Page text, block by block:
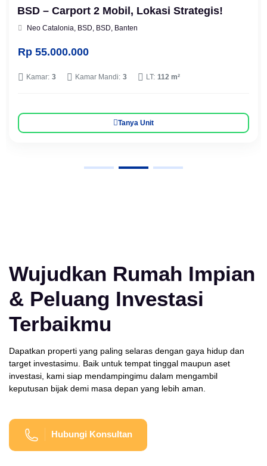
BSD – Carport 2 Mobil, Lokasi Strategis!
Neo Catalonia, BSD, BSD, Banten
Rp 55.000.000
Kamar: 3 Kamar Mandi: 3 LT: 112 m²
Tanya Unit
Wujudkan Rumah Impian
& Peluang Investasi
Terbaikmu
Dapatkan properti yang paling selaras dengan gaya hidup dan
target investasimu. Baik untuk tempat tinggal maupun aset
investasi, kami siap mendampingimu dalam mengambil
keputusan bijak demi masa depan yang lebih aman.
Hubungi Konsultan